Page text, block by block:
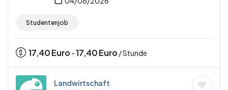
Studentenjob
17,40Euro -17,40Euro / Stunde
Landwirtschaft